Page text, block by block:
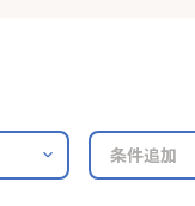
条件追加